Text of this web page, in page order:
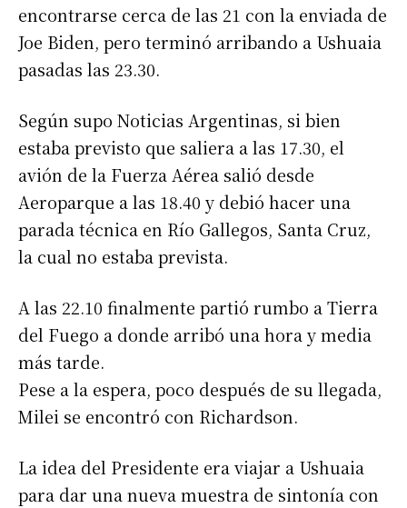
encontrarse cerca de las 21 con la enviada de
Joe Biden, pero terminó arribando a Ushuaia
pasadas las 23.30.
Según supo Noticias Argentinas, si bien
estaba previsto que saliera a las 17.30, el
avión de la Fuerza Aérea salió desde
Aeroparque a las 18.40 y debió hacer una
parada técnica en Río Gallegos, Santa Cruz,
la cual no estaba prevista.
A las 22.10 finalmente partió rumbo a Tierra
del Fuego a donde arribó una hora y media
más tarde.
Pese a la espera, poco después de su llegada,
Milei se encontró con Richardson.
La idea del Presidente era viajar a Ushuaia
para dar una nueva muestra de sintonía con